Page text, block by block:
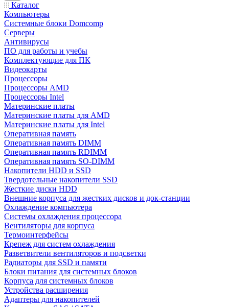
Каталог
Компьютеры
Системные блоки Domcomp
Серверы
Антивирусы
ПО для работы и учебы
Комплектующие для ПК
Видеокарты
Процессоры
Процессоры AMD
Процессоры Intel
Материнские платы
Материнские платы для AMD
Материнские платы для Intel
Оперативная память
Оперативная память DIMM
Оперативная память RDIMM
Оперативная память SO-DIMM
Накопители HDD и SSD
Твердотельные накопители SSD
Жесткие диски HDD
Внешние корпуса для жестких дисков и док-станции
Охлаждение компьютера
Системы охлаждения процессора
Вентиляторы для корпуса
Термоинтерфейсы
Крепеж для систем охлаждения
Разветвители вентиляторов и подсветки
Радиаторы для SSD и памяти
Блоки питания для системных блоков
Корпуса для системных блоков
Устройства расширения
Адаптеры для накопителей